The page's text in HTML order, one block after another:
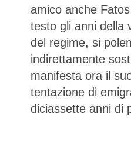
amico anche
testo gli anni della
del regime, si
indirettamente
manifesta ora il
tentazione di
diciassette anni di